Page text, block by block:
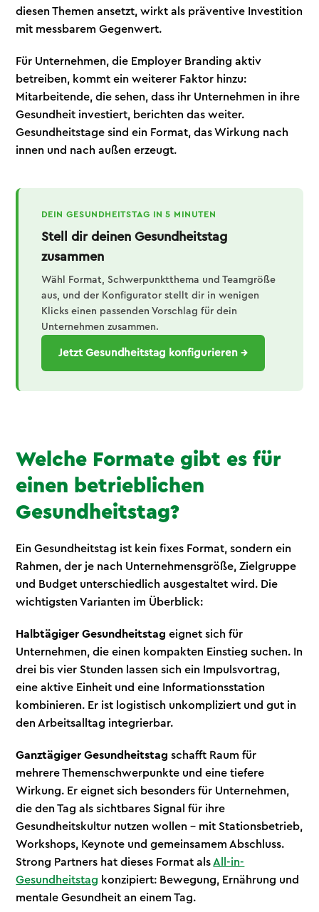
diesen Themen ansetzt, wirkt als präventive Investition
mit messbarem Gegenwert.
Für Unternehmen, die Employer Branding aktiv
betreiben, kommt ein weiterer Faktor hinzu:
Mitarbeitende, die sehen, dass ihr Unternehmen in ihre
Gesundheit investiert, berichten das weiter.
Gesundheitstage sind ein Format, das Wirkung nach
innen und nach außen erzeugt.
DEIN GESUNDHEITSTAG IN 5 MINUTEN
Stell dir deinen Gesundheitstag
zusammen
Wähl Format, Schwerpunktthema und Teamgröße
aus, und der Konfigurator stellt dir in wenigen
Klicks einen passenden Vorschlag für dein
Unternehmen zusammen.
Jetzt Gesundheitstag konfigurieren →
Welche Formate gibt es für
einen betrieblichen
Gesundheitstag?
Ein Gesundheitstag ist kein fixes Format, sondern ein
Rahmen, der je nach Unternehmensgröße, Zielgruppe
und Budget unterschiedlich ausgestaltet wird. Die
wichtigsten Varianten im Überblick:
Halbtägiger Gesundheitstag eignet sich für
Unternehmen, die einen kompakten Einstieg suchen. In
drei bis vier Stunden lassen sich ein Impulsvortrag,
eine aktive Einheit und eine Informationsstation
kombinieren. Er ist logistisch unkompliziert und gut in
den Arbeitsalltag integrierbar.
Ganztägiger Gesundheitstag schafft Raum für
mehrere Themenschwerpunkte und eine tiefere
Wirkung. Er eignet sich besonders für Unternehmen,
die den Tag als sichtbares Signal für ihre
Gesundheitskultur nutzen wollen – mit Stationsbetrieb,
Workshops, Keynote und gemeinsamem Abschluss.
Strong Partners hat dieses Format als All-in-
Gesundheitstag konzipiert: Bewegung, Ernährung und
mentale Gesundheit an einem Tag.